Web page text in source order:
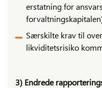
erstatning for
Særskilte krav til
likviditetsrisiko
3) Endrede